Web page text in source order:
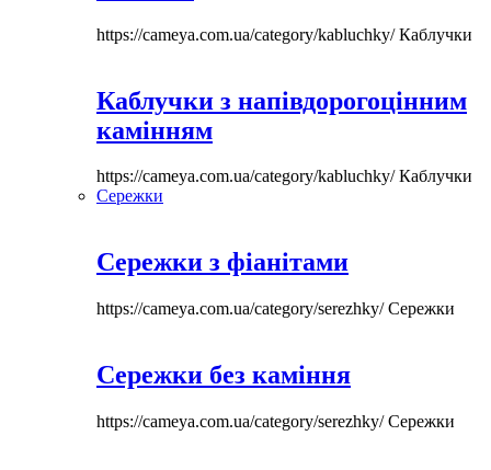
https://cameya.com.ua/category/kabluchky/Каблучки
Каблучки з напівдорогоцінним
камінням
https://cameya.com.ua/category/kabluchky/Каблучки
Сережки
Сережки з фіанітами
https://cameya.com.ua/category/serezhky/Сережки
Сережки без каміння
https://cameya.com.ua/category/serezhky/Сережки